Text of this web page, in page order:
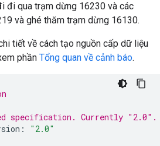
đi qua trạm dừng 16230 và các
và ghé thăm trạm dừng 16130.
tiết về cách tạo nguồn cấp dữ liệu
phần Tổng quan về cảnh báo.
specification. Currently "2.0".
: "2.0"